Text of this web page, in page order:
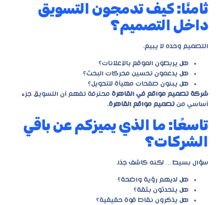
ثامنًا: كيف تدمجون التسويق
داخل التصميم؟
التصميم وحده لا يبيع.
هل يربطون الموقع بالإعلانات؟
هل يدعمون تحسين محركات البحث؟
هل يبنون صفحات مهيأة للتحويل؟
شركة تصميم مواقع في القاهرة محترفة تفهم أن التسويق جزء
أساسي من تصميم مواقع القاهرة.
تاسعًا: ما الذي يميزكم عن باقي
الشركات؟
سؤال بسيط… لكنه كاشف جدًا.
هل لديهم رؤية واضحة؟
هل يتحدثون بثقة؟
هل يذكرون نقاط قوة حقيقية؟